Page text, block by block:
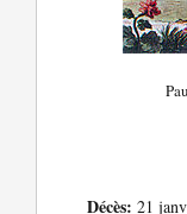
Décès: 21